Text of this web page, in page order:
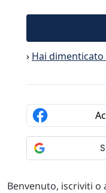
Benvenuto, iscriviti o